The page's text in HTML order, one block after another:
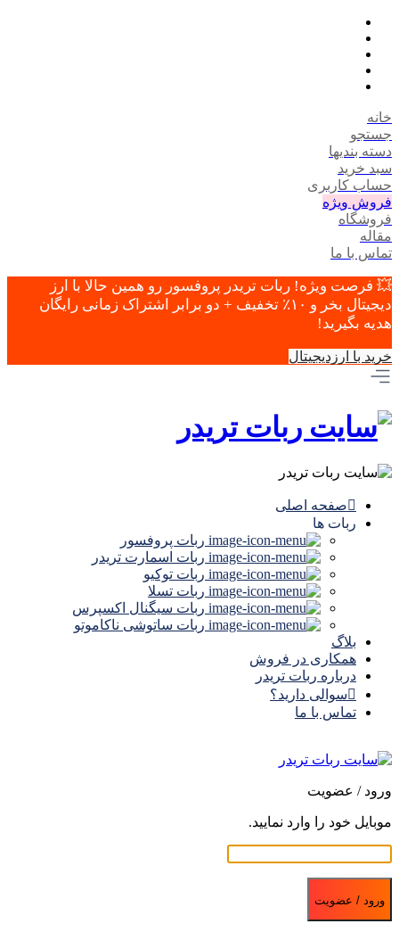
خانه
جستجو
دسته بندیها
سبد خرید
حساب کاربری
فروش ویژه
فروشگاه
مقاله
تماس با ما
💥 فرصت ویژه! ربات تریدر پروفسور رو همین حالا با ارز
دیجیتال بخر و ۱۰٪ تخفیف + دو برابر اشتراک زمانی رایگان
هدیه بگیرید!
خرید با ارزدیجیتال
صفحه اصلی
ربات ها
ربات پروفسور
ربات اسمارت تریدر
ربات توکیو
ربات تسلا
ربات سیگنال‌ اکسپرس
ربات ساتوشی ناکاموتو
بلاگ
همکاری در فروش
درباره ربات تریدر
سوالی دارید؟
تماس با ما
ورود / عضویت
موبایل خود را وارد نمایید.
ورود / عضویت